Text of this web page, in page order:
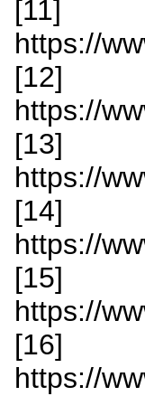
[11]
https://
[12]
https://
[13]
https://
[14]
https://
[15]
https://
[16]
https://